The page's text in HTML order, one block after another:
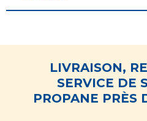
LIVRAISON,
SERVICE DE
PROPANE PRÈS